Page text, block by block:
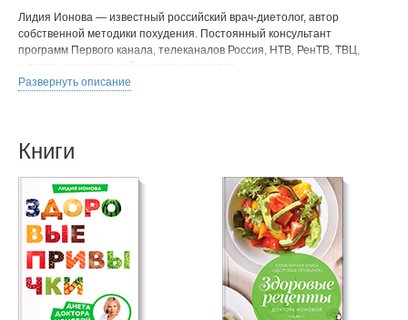
Лидия Ионова — известный российский врач-диетолог, автор
собственной методики похудения. Постоянный консультант
программ Первого канала, телеканалов Россия, НТВ, РенТВ, ТВЦ,
а также радиостанций и многих журналов.
Лидия окончила несколько медицинских ВУЗов, работала
помог тысячам людей стать здоровее и стройнее.
Лидия — автор книг «Здоровые рецепты доктора Ионовой»
и «Здоровые привычки. Диета доктора Ионовой». В основе
метода — выявление причин, которые привели к избыточному
весу, и уже потом составление персональной программы для
каждого отдельного человека. Похудение с помощью «пыток» —
пыток голоданием, тренажерным залом и пыткой под названием
«я не ем после шести» — это не очень дальновидная стратегия,
считает доктор Ионова. Диета доктора Ионовой не предполагает
изнурительных и бессмысленных ограничений, а базируется
Развернуть описание
Книги